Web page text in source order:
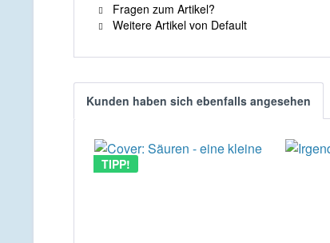
Fragen zum Artikel?
Weitere Artikel von Default
Kunden haben sich ebenfalls angesehen
TIPP!